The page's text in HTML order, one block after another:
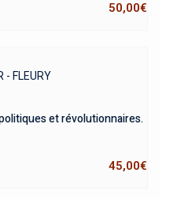
50,00€
- FLEURY
et révolutionnaires.
45,00€